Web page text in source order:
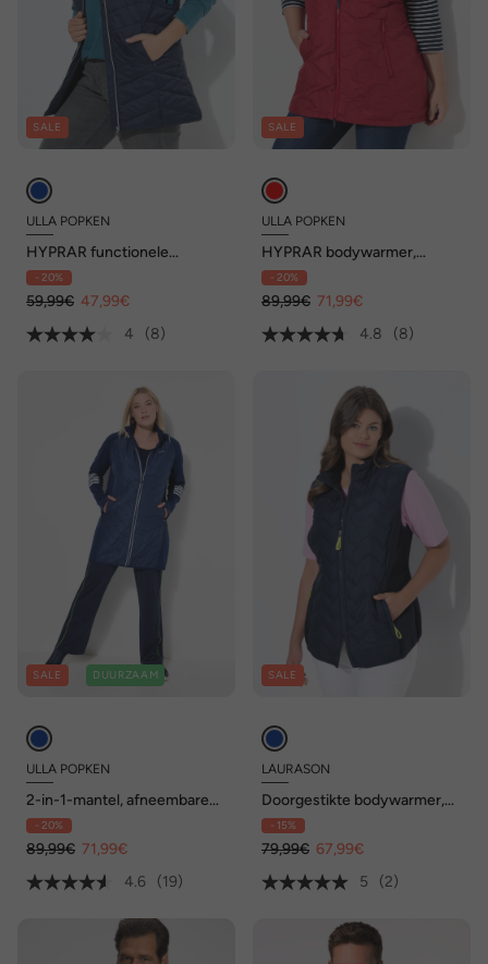
SALE
ULLA POPKEN
HYPRAR functionele
doorgestikte bodywarmer,
waterafstotend, ritszakken
- 20%
59,99€ 47,99€
4
(8)
SALE
ULLA POPKEN
HYPRAR bodywarmer,
waterafstotend, opstaande
kraag, 2-wegrits
- 20%
89,99€ 71,99€
4.8
(8)
SALE DUURZAAM
ULLA POPKEN
2-in-1-mantel, afneembare
mouwen, opstaande kraag,
gerecycled
- 20%
89,99€ 71,99€
4.6
(19)
SALE
LAURASON
Doorgestikte bodywarmer,
opstaande kraag
- 15%
79,99€ 67,99€
5
(2)